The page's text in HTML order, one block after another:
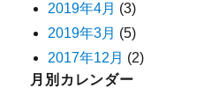
2019年4月 (3)
2019年3月 (5)
2017年12月 (2)
月別カレンダー